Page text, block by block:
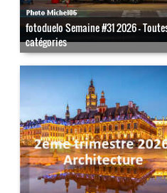
fotoduelo Semaine #31 2026 -
catégories